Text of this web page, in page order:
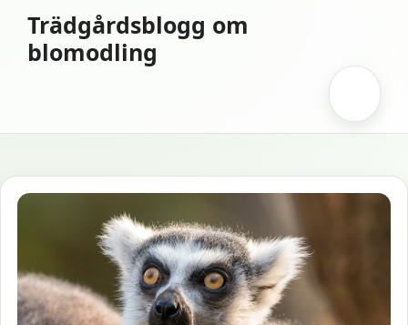
innehåll
Trädgårdsblogg om
blomodling